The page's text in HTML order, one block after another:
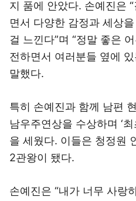
지 품에 안았다. 손예진은
면서 다양한 감정과 세상
걸 느낀다”며 “정말 좋은
전하면서 여러분들 옆에
말했다.
특히 손예진과 함께 남편
남우주연상을 수상하며 ‘
을 세웠다. 이들은 청정원
2관왕이 됐다.
손예진은 “내가 너무 사랑